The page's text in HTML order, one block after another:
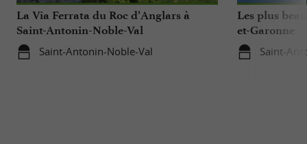
La Via Ferrata du Roc d’Anglars à
Saint-Antonin-Noble-Val
Saint-Antonin-Noble-Val
Les plus
et-Garonne
Saint-